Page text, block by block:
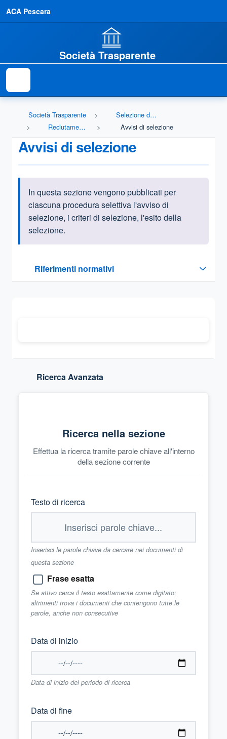
ACA Pescara
Società Trasparente
Società Trasparente
Selezione del personale
Reclutamento del personale
Avvisi di selezione
Avvisi di selezione
Informazioni introduttive
In questa sezione vengono pubblicati per
ciascuna procedura selettiva l'avviso di
selezione, i criteri di selezione, l'esito della
selezione.
Riferimenti normativi
Sezione compressa
Ricerca Avanzata
Ricerca nella sezione
Effettua la ricerca tramite parole chiave all'interno
della sezione corrente
Testo di ricerca
Inserisci le parole chiave da cercare nei documenti di
questa sezione
Frase esatta
Se attivo cerca il testo esattamente come digitato;
altrimenti trova i documenti che contengono tutte le
parole, anche non consecutive
Data di inizio
Data di inizio del periodo di ricerca
Data di fine